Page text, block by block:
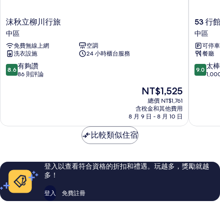
沫
秋
立
柳
川
行
旅
沫秋立柳川行旅
中區
免費無線上網
空調
洗衣設施
24 小時櫃台服務
8.6
分，
夠
評
論
8.6 有夠讚
86 則評論
現
價
格
為
NT$1,525
總價 NT$1,761
含稅金和其他費用
8 月 9 日 - 8 月 10 日
53
行
館
中
區
53 行
中區
可停車
餐廳
9.0
分，
棒
評
論
9.0 太
比較類似住宿
登入以查看符合資格的折扣和禮遇。玩越多，獎勵就越
多！
登入 免費註冊